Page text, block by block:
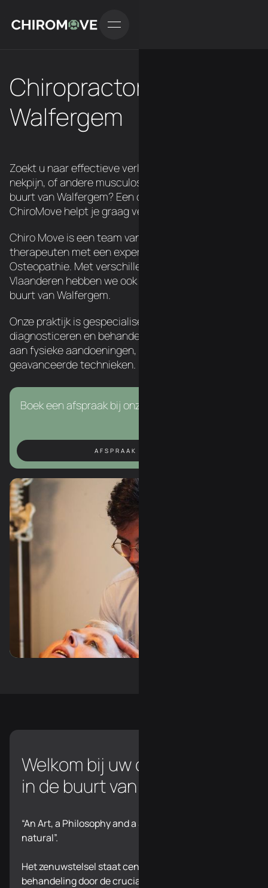
Chiropractor in
Walfergem
Zoekt u naar effectieve verlichting van rugpijn,
nekpijn, of andere musculoskeletale klachten in de
buurt van Walfergem? Een chiropractor van
ChiroMove helpt je graag verder.
Chiro Move is een team van 3 Belgische
therapeuten met een expertise in Chiropraxie en
Osteopathie. Met verschillende locatie's over
Vlaanderen hebben we ook een chiropractor in de
buurt van Walfergem.
Onze praktijk is gespecialiseerd in het
diagnosticeren en behandelen van een breed scala
aan fysieke aandoeningen, met behulp van
geavanceerde technieken.
Boek een afspraak bij onze chiropractor in Asse.
AFSPRAAK BOEKEN
Welkom bij uw chiropractor
in de buurt van Walfergem
“An Art, a Philosophy and a Science of all things
natural”.
Het zenuwstelsel staat centraal in onze
behandeling door de cruciale rol dat het speelt in